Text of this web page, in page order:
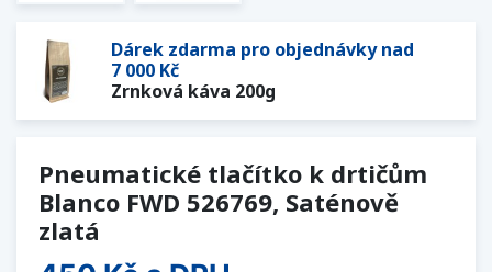
Dárek zdarma pro objednávky nad
7 000 Kč
Zrnková káva 200g
Pneumatické tlačítko k drtičům
Blanco FWD 526769, Saténově
zlatá